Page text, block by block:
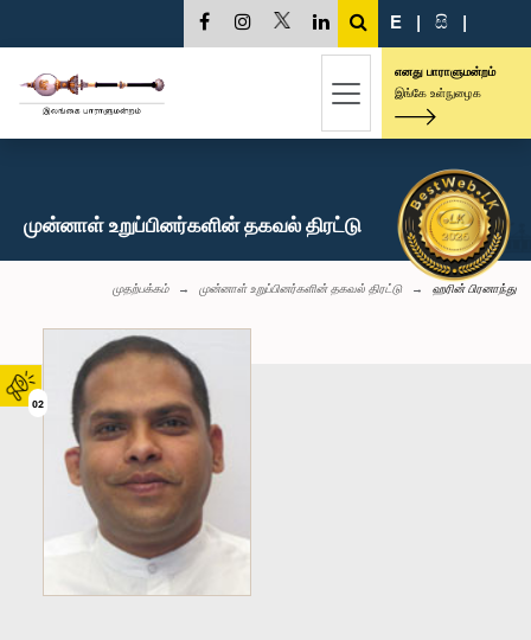
02
E | සි |
எனது பாராளுமன்றம்
இங்கே உள்நுழைக
முன்னாள் உறுப்பினர்களின் தகவல் திரட்டு
முதற்பக்கம் முன்னாள் உறுப்பினர்களின் தகவல் திரட்டு ஹரின் பிரனாந்து